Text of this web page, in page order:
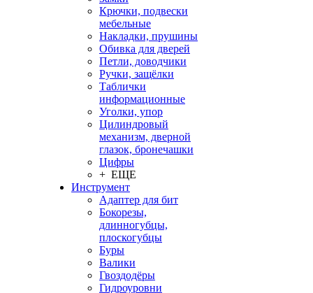
Крючки, подвески
мебельные
Накладки, прушины
Обивка для дверей
Петли, доводчики
Ручки, защёлки
Таблички
информационные
Уголки, упор
Цилиндровый
механизм, дверной
глазок, бронечашки
Цифры
+ ЕЩЕ
Инструмент
Адаптер для бит
Бокорезы,
длинногубцы,
плоскогубцы
Буры
Валики
Гвоздодёры
Гидроуровни